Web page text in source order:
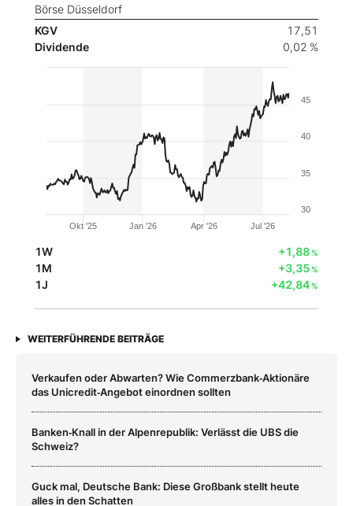
Börse Düsseldorf
KGV
17,51
Dividende
0,02 %
Okt '25 Jan '26 Apr '26 Jul '26
30
35
40
45
1W +1,88%
1M +3,35%
1J +42,84%
WEITERFÜHRENDE BEITRÄGE
Verkaufen oder Abwarten? Wie Commerzbank‑Aktionäre
das Unicredit‑Angebot einordnen sollten
Banken‑Knall in der Alpenrepublik: Verlässt die UBS die
Schweiz?
Guck mal, Deutsche Bank: Diese Großbank stellt heute
alles in den Schatten